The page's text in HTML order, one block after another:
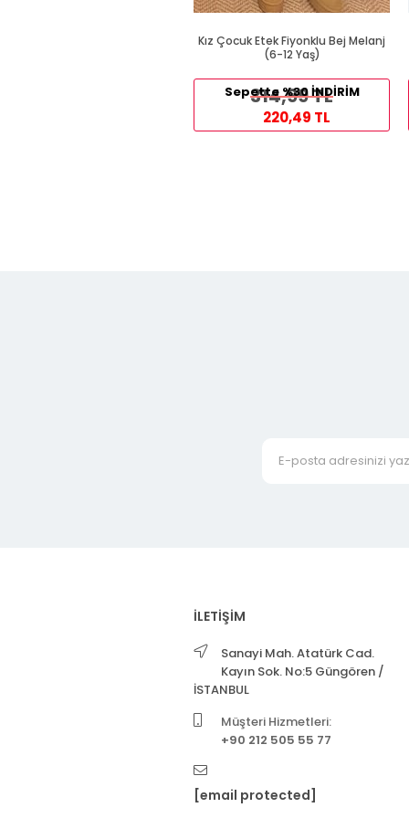
Kız Çocuk Etek Fiyonklu Bej Melanj
(6-12 Yaş)
314,99 TL
Sepette %30 İNDİRİM
220,49 TL
İLETİŞİM
Sanayi Mah. Atatürk Cad.
Kayın Sok. No:5 Güngören /
İSTANBUL
Müşteri Hizmetleri:
+90 212 505 55 77
[email protected]